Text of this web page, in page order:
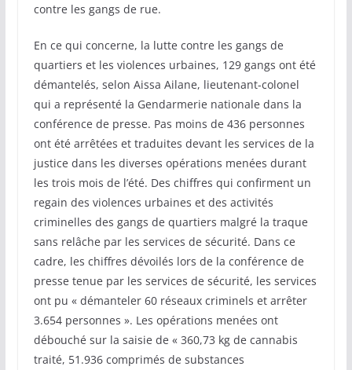
contre les gangs de rue.
En ce qui concerne, la lutte contre les gangs de
quartiers et les violences urbaines, 129 gangs ont été
démantelés, selon Aissa Ailane, lieutenant-colonel
qui a représenté la Gendarmerie nationale dans la
conférence de presse. Pas moins de 436 personnes
ont été arrêtées et traduites devant les services de la
justice dans les diverses opérations menées durant
les trois mois de l’été. Des chiffres qui confirment un
regain des violences urbaines et des activités
criminelles des gangs de quartiers malgré la traque
sans relâche par les services de sécurité. Dans ce
cadre, les chiffres dévoilés lors de la conférence de
presse tenue par les services de sécurité, les services
ont pu « démanteler 60 réseaux criminels et arrêter
3.654 personnes ». Les opérations menées ont
débouché sur la saisie de « 360,73 kg de cannabis
traité, 51.936 comprimés de substances